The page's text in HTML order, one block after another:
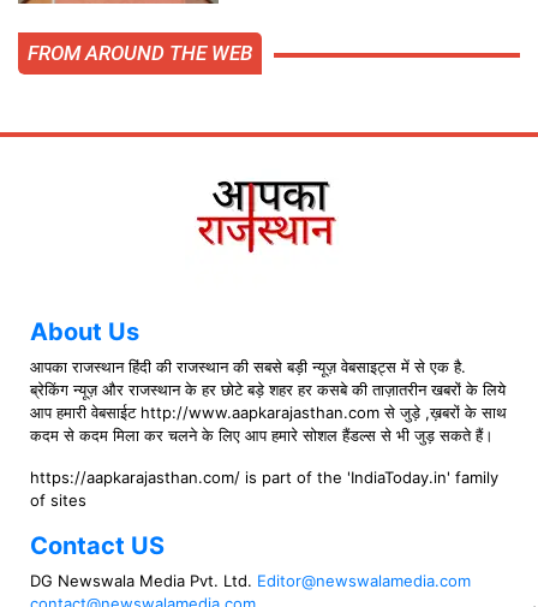
FROM AROUND THE WEB
About Us
आपका राजस्थान हिंदी की राजस्थान की सबसे बड़ी न्यूज़ वेबसाइट्स में से एक है.
ब्रेकिंग न्यूज़ और राजस्थान के हर छोटे बड़े शहर हर कसबे की ताज़ातरीन खबरों के लिये
आप हमारी वेबसाईट http://www.aapkarajasthan.com से जुड़े ,ख़बरों के साथ
कदम से कदम मिला कर चलने के लिए आप हमारे सोशल हैंडल्स से भी जुड़ सकते हैं।
https://aapkarajasthan.com/ is part of the 'IndiaToday.in' family
of sites
Contact US
DG Newswala Media Pvt. Ltd. Editor@newswalamedia.com